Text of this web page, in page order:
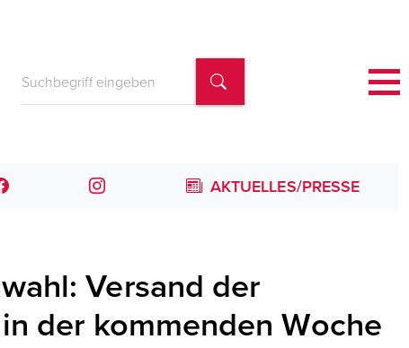
AKTUELLES/PRESSE
Versand der
der kommenden Woche